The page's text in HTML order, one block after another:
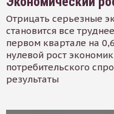
Отрицать серьезные
становится все
первом квартале на
нулевой рост
потребительского
результаты